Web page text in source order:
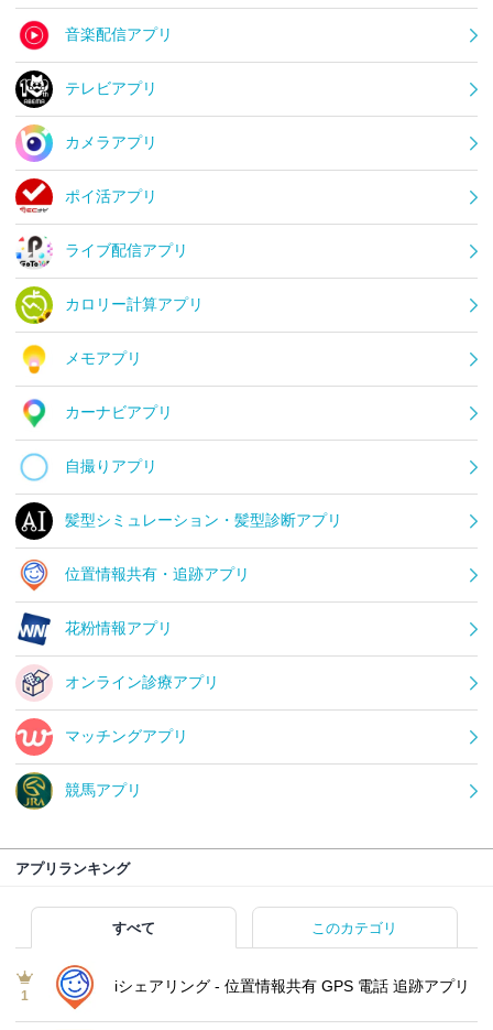
音楽配信アプリ
テレビアプリ
カメラアプリ
ポイ活アプリ
ライブ配信アプリ
カロリー計算アプリ
メモアプリ
カーナビアプリ
自撮りアプリ
髪型シミュレーション・髪型診断アプリ
位置情報共有・追跡アプリ
花粉情報アプリ
オンライン診療アプリ
マッチングアプリ
競馬アプリ
アプリランキング
すべて このカテゴリ
1
iシェアリング - 位置情報共有 GPS 電話 追跡アプリ